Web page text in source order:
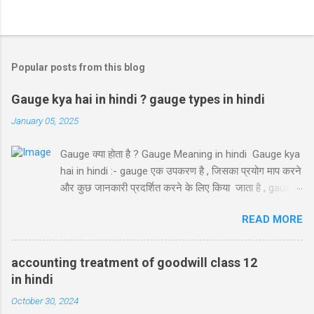
Popular posts from this blog
Gauge kya hai in hindi ? gauge types in hindi
January 05, 2025
Gauge क्या होता है ? Gauge Meaning in hindi Gauge kya
hai in hindi :- gauge एक उपकरण है , जिसका प्रयोग माप करने
और कुछ जानकारी प्रदर्शित करने के लिए किया जाता है , gauge
है। ये कई तरह के हो सकते है , जिससे द्वारा हम किसी work की
शुद्धता को measure करते है। सभी gauges के अलग अलग
functions होते है। जैसे कुछ gauge द्वारा हम length ,
thickness को measure कर सकते है , या हम gauge के द्वारा
monitor किया जा सकता है , Gauges को उनके functions के
READ MORE
accounting treatment of goodwill class 12
in hindi
October 30, 2024